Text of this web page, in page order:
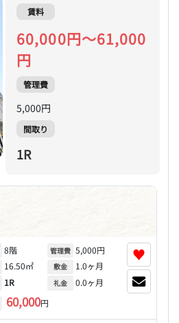
賃料
60,000円～61,000
円
管理費
5,000円
間取り
1R
8階
16.50㎡
1R
60,000円
管理費 5,000円
敷金 1.0ヶ月
礼金 0.0ヶ月
♥